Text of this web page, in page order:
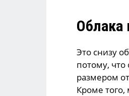
Облака
Это снизу
потому,
размером
Кроме